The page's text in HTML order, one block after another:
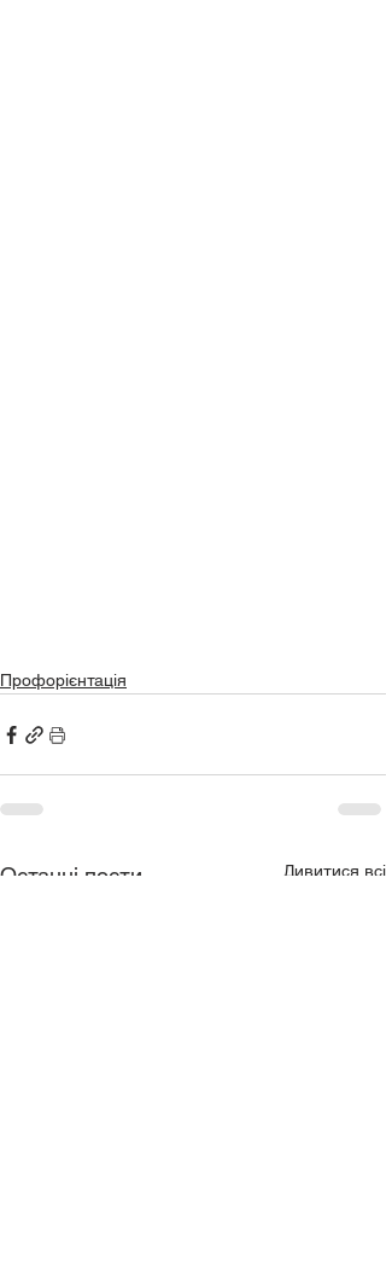
Профорієнтація
Останні пости Дивитися всі